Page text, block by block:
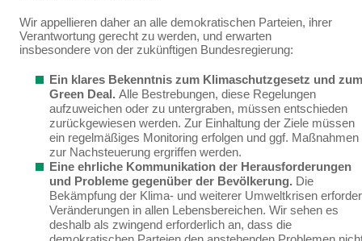
Wir appellieren daher an alle demokratischen Parteien, ihrer
Verantwortung gerecht zu werden, und erwarten
insbesondere von der zukünftigen Bundesregierung:
Ein klares Bekenntnis zum Klimaschutzgesetz und zum
Green Deal. Alle Bestrebun­gen, diese Regelungen
aufzuweichen oder zu untergraben, müssen entschieden
zurückge­wiesen werden. Zur Einhaltung der Ziele müssen
ein regelmäßiges Monitoring erfolgen und ggf. Maßnahmen
zur Nachsteuerung ergriffen werden.
Eine ehrliche Kommunikation der Herausforderungen
und Probleme gegenüber der Bevölkerung. Die
Bekämpfung der Klima- und weiterer Umweltkrisen
Verände­rungen in allen Lebensbereichen. Wir sehen es
deshalb als zwingend erforderlich an, dass die